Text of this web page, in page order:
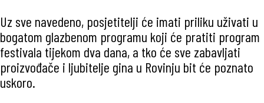
Uz sve navedeno, posjetitelji će imati priliku uživati u
bogatom glazbenom programu koji će pratiti program
festivala tijekom dva dana, a tko će sve zabavljati
proizvođače i ljubitelje gina u Rovinju bit će poznato
uskoro.